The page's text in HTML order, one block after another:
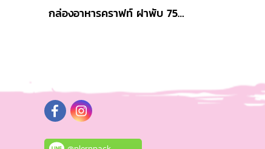
กล่องอาหารคราฟท์ ฝาพับ 750ml (26oz)